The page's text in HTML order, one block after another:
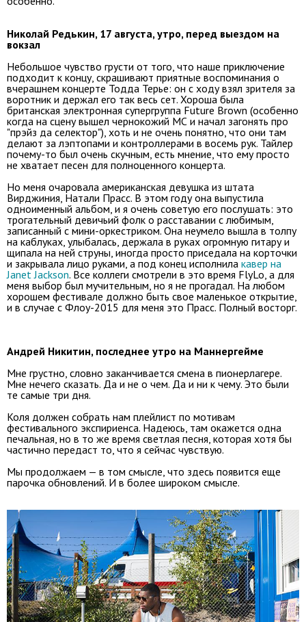
Николай Редькин, 17 августа, утро, перед выездом на
вокзал
Небольшое чувство грусти от того, что наше приключение
подходит к концу, скрашивают приятные воспоминания о
вчерашнем концерте Тодда Терье: он с ходу взял зрителя за
воротник и держал его так весь сет. Хороша была
британская электронная супергруппа Future Brown (особенно
когда на сцену вышел чернокожий МС и начал загонять про
"прэйз да селектор"), хоть и не очень понятно, что они там
делают за лэптопами и контроллерами в восемь рук. Тайлер
почему-то был очень скучным, есть мнение, что ему просто
не хватает песен для полноценного концерта.
Но меня очаровала американская девушка из штата
Вирджиния, Натали Прасс. В этом году она выпустила
одноименный альбом, и я очень советую его послушать: это
трогательный девичьий фолк о расставании с любимым,
записанный с мини-оркестриком. Она неумело вышла в толпу
на каблуках, улыбалась, держала в руках огромную гитару и
щипала на ней струны, иногда просто приседала на корточки
и закрывала лицо руками, а под конец исполнила кавер на
Janet Jackson. Все коллеги смотрели в это время FlyLo, а для
меня выбор был мучительным, но я не прогадал. На любом
хорошем фестивале должно быть свое маленькое открытие,
и в случае с Флоу-2015 для меня это Прасс. Полный восторг.
Андрей Никитин, последнее утро на Маннергейме
Мне грустно, словно заканчивается смена в пионерлагере.
Мне нечего сказать. Да и не о чем. Да и ни к чему. Это были
те самые три дня.
Коля должен собрать нам плейлист по мотивам
фестивального экспириенса. Надеюсь, там окажется одна
печальная, но в то же время светлая песня, которая хотя бы
частично передаст то, что я сейчас чувствую.
Мы продолжаем — в том смысле, что здесь появится еще
парочка обновлений. И в более широком смысле.